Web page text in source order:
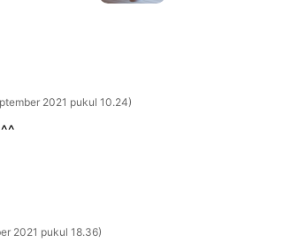
2021 pukul 10.24
2021 pukul 18.36